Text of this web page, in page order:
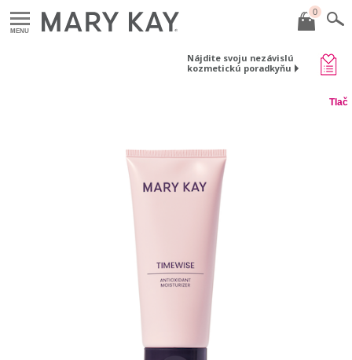
MENU
0
Nájdite svoju nezávislú
kozmetickú poradkyňu
Tlač